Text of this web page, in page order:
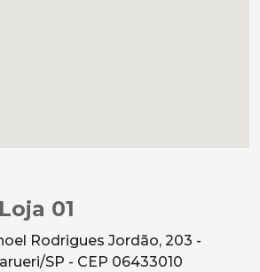
01
Rodrigues Jordão, 203 -
SP - CEP 06433010